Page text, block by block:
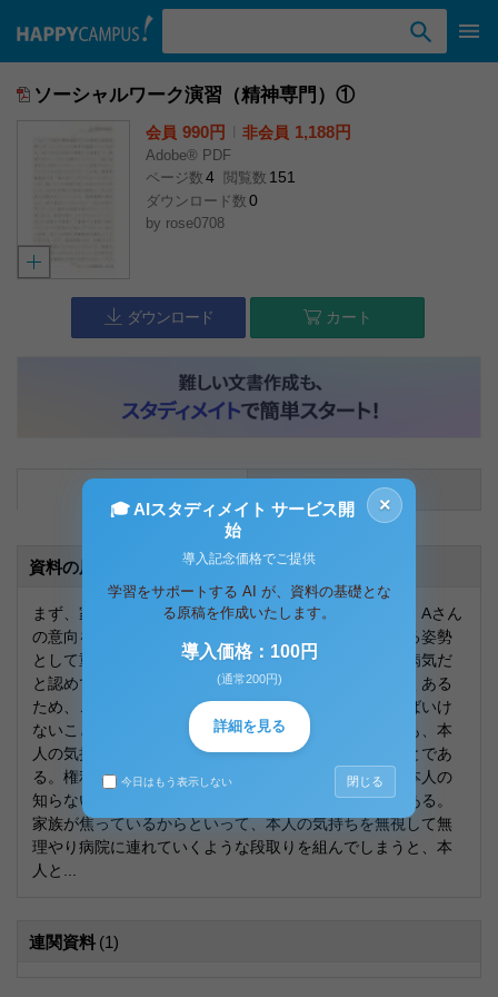
ソーシャルワーク演習（精神専門）①
会員 990円 非会員 1,188円
Adobe® PDF
ページ数 4 閲覧数 151
ダウンロード数 0
by rose0708
ダウンロード カート
コメント（0件）
資料の原本内容
まず、家族や関係機関からの最初の電話相談に対して、Aさん
の意向を確認している点は、本人の自己決定を尊重する姿勢
として重要である。「本人が嫌がっている」「本人が病気だ
と認めていない」という状況でかかってくることが多くある
ため、この時、精神保健福祉士が一番大切にしなければいけ
ないことは、困っている家族の訴えを受け止めながらも、本
人の気持ちや希望を確認し、本人主体の支援を行うことであ
る。権利擁護の視点から、特に留意すべきことは、「本人の
知らないところで勝手に物事を進めない」という事である。
家族が焦っているからといって、本人の気持ちを無視して無
理やり病院に連れていくような段取りを組んでしまうと、本
人と...
連関資料 (1)
×
🎓 AIスタディメイト サービス開
始
導入記念価格でご提供
学習をサポートする AI が、資料の基礎とな
る原稿を作成いたします。
導入価格：100円
(通常200円)
詳細を見る
今日はもう表示しない 閉じる